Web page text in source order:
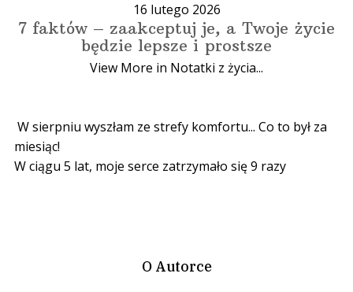
16 lutego 2026
7 faktów – zaakceptuj je, a Twoje życie
będzie lepsze i prostsze
View More in Notatki z życia...
W sierpniu wyszłam ze strefy komfortu... Co to był za
miesiąc!
W ciągu 5 lat, moje serce zatrzymało się 9 razy
O Autorce